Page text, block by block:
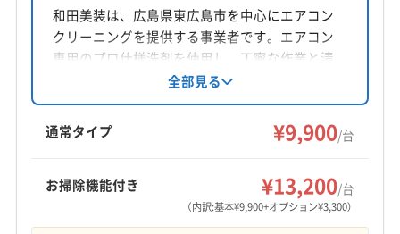
広島県東広島市八本松南4丁目12-25
対応地域
広島市安佐南区
広島市佐伯区
広島市西区 広島市中区
広島市東区
広島市南区
安芸郡海田町
9:00〜19:00
和田美装は、広島県東広島市を中心にエアコン
クリーニングを提供する事業者です。エアコン
専用のプロ仕様洗剤を使用し、丁寧な作業と清
掃後のメンテナンスアドバイスで、エアコンを
長くきれいに保つサポートを心がけています。
損害保険加入済み。土日祝日も対応し、地域密
着型のサービスを提供しています。
全部見る
通常タイプ ¥9,900/台
お掃除機能付き ¥13,200/台
（内訳:基本¥9,900+オプション¥3,300）